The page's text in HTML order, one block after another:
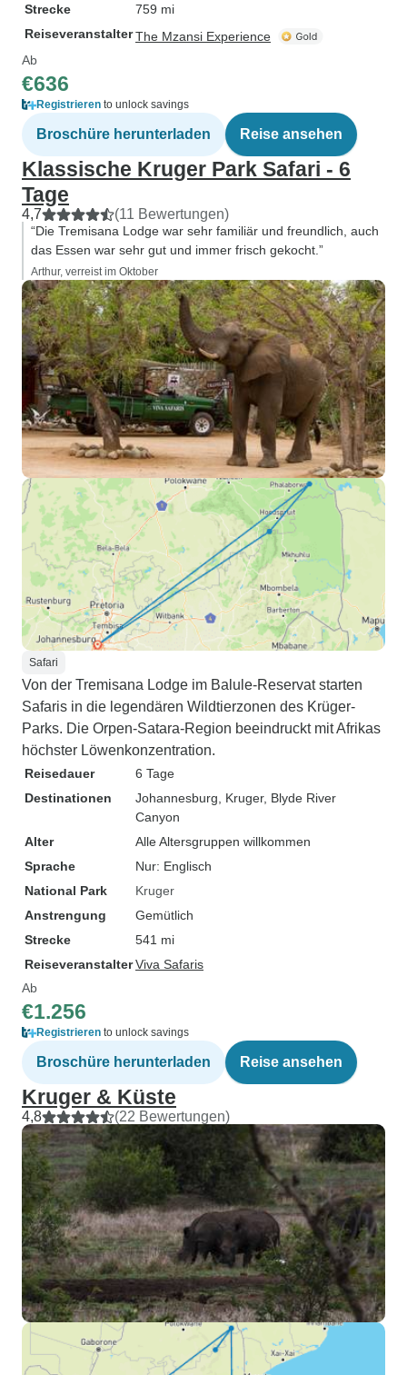
Strecke
759 mi
ReiseveranstalterThe Mzansi Experience
Ab
€636
Registrieren to unlock savings
Broschüre herunterladen Reise ansehen
Klassische Kruger Park Safari - 6
Tage
4,7 (11 Bewertungen)
“Die Tremisana Lodge war sehr familiär und freundlich, auch
das Essen war sehr gut und immer frisch gekocht.”
Arthur, verreist im Oktober
Safari
Von der Tremisana Lodge im Balule-Reservat starten
Safaris in die legendären Wildtierzonen des Krüger-
Parks. Die Orpen-Satara-Region beeindruckt mit Afrikas
höchster Löwenkonzentration.
Reisedauer
6 Tage
Destinationen
Johannesburg , Kruger, Blyde River
Canyon
Alter
Alle Altersgruppen willkommen
Sprache
Nur: Englisch
National Park
Kruger
Anstrengung
Gemütlich
Strecke
541 mi
ReiseveranstalterViva Safaris
Ab
€1.256
Registrieren to unlock savings
Broschüre herunterladen Reise ansehen
Kruger & Küste
4,8 (22 Bewertungen)